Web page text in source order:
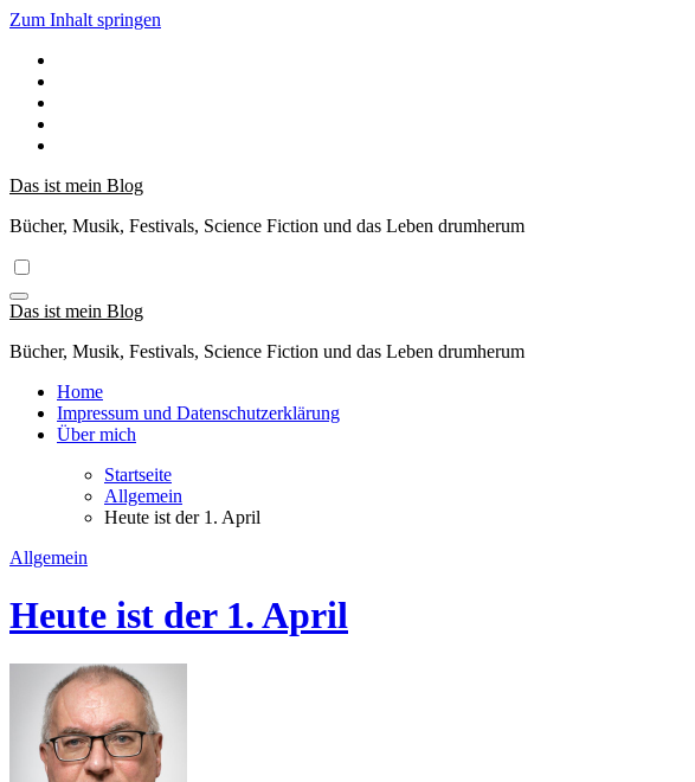
Zum Inhalt springen
Das ist mein Blog
Bücher, Musik, Festivals, Science Fiction und das Leben drumherum
Das ist mein Blog
Bücher, Musik, Festivals, Science Fiction und das Leben drumherum
Home
Impressum und Datenschutzerklärung
Über mich
Startseite
Allgemein
Heute ist der 1. April
Allgemein
Heute ist der 1. April